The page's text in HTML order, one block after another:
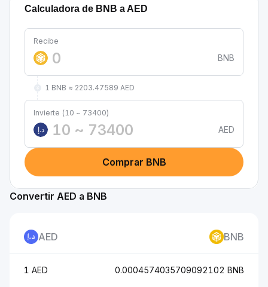
Calculadora de BNB a AED
Recibe
BNB
1 BNB ≈ 2203.47589 AED
Invierte (10 ~ 73400)
د.إ
AED
Comprar BNB
Convertir AED a BNB
AED BNB
1 AED 0.0004574035709092102 BNB